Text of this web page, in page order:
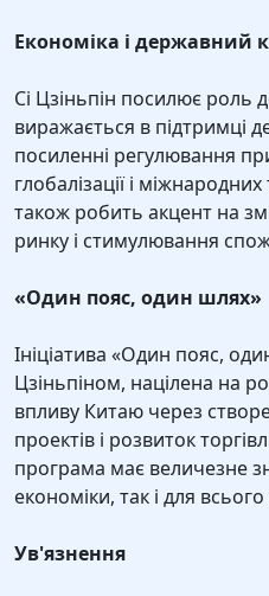
Економіка і державний
Сі Цзіньпін посилює роль
виражається в підтримці
посиленні регулювання
глобалізації і
також робить акцент на
ринку і стимулювання
«Один пояс, один шлях»
Ініціатива «Один пояс,
Цзіньпіном, націлена на
впливу Китаю через
проектів і розвиток
програма має величезне
економіки, так і для всього
Ув'язнення